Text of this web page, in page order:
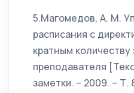
5.Магомедов, А. М.
расписания с
кратным
преподавателя
заметки. – 2009. – Т.